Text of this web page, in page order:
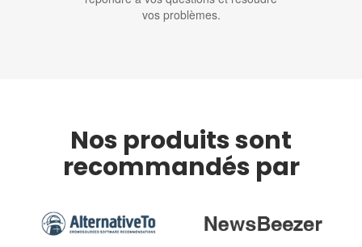
vos problèmes.
Nos produits sont
recommandés par